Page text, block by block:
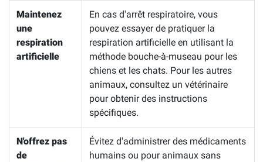
Maintenez
une
respiration
artificielle
En cas d'arrêt respiratoire, vous
pouvez essayer de pratiquer la
respiration artificielle en utilisant la
méthode bouche-à-museau pour les
chiens et les chats. Pour les autres
animaux, consultez un vétérinaire
pour obtenir des instructions
spécifiques.
N'offrez pas
de
Évitez d'administrer des médicaments
humains ou pour animaux sans